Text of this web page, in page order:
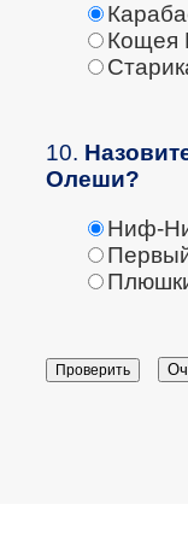
Кощея
10.
Олеши?
Ниф-